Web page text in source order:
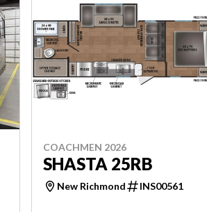
COACHMEN 2026
SHASTA 25RB
New Richmond INS00561